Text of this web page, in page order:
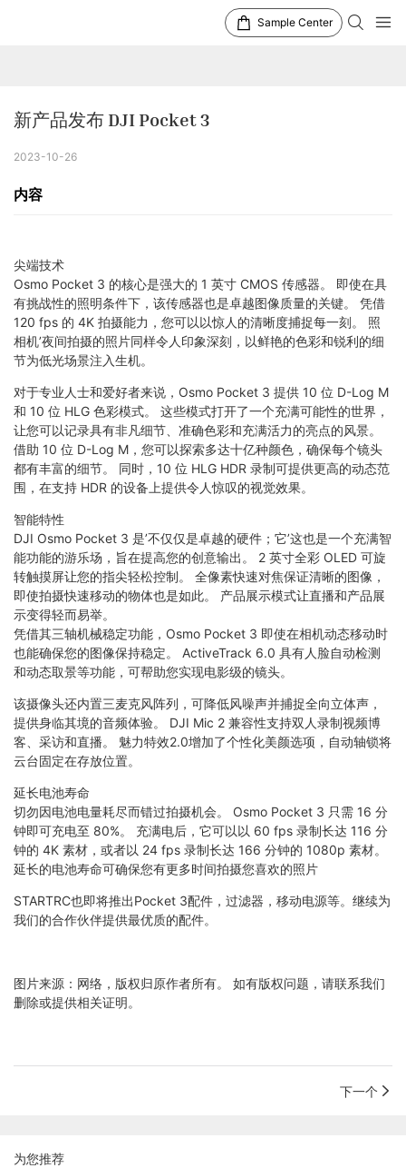
Sample Center
新产品发布 DJI Pocket 3
2023-10-26
内容
尖端技术
Osmo Pocket 3 的核心是强大的 1 英寸 CMOS 传感器。 即使在具
有挑战性的照明条件下，该传感器也是卓越图像质量的关键。 凭借
120 fps 的 4K 拍摄能力，您可以以惊人的清晰度捕捉每一刻。 照
相机’夜间拍摄的照片同样令人印象深刻，以鲜艳的色彩和锐利的细
节为低光场景注入生机。
对于专业人士和爱好者来说，Osmo Pocket 3 提供 10 位 D-Log M
和 10 位 HLG 色彩模式。 这些模式打开了一个充满可能性的世界，
让您可以记录具有非凡细节、准确色彩和充满活力的亮点的风景。
借助 10 位 D-Log M，您可以探索多达十亿种颜色，确保每个镜头
都有丰富的细节。 同时，10 位 HLG HDR 录制可提供更高的动态范
围，在支持 HDR 的设备上提供令人惊叹的视觉效果。
智能特性
DJI Osmo Pocket 3 是’不仅仅是卓越的硬件；它’这也是一个充满智
能功能的游乐场，旨在提高您的创意输出。 2 英寸全彩 OLED 可旋
转触摸屏让您的指尖轻松控制。 全像素快速对焦保证清晰的图像，
即使拍摄快速移动的物体也是如此。 产品展示模式让直播和产品展
示变得轻而易举。
凭借其三轴机械稳定功能，Osmo Pocket 3 即使在相机动态移动时
也能确保您的图像保持稳定。 ActiveTrack 6.0 具有人脸自动检测
和动态取景等功能，可帮助您实现电影级的镜头。
该摄像头还内置三麦克风阵列，可降低风噪声并捕捉全向立体声，
提供身临其境的音频体验。 DJI Mic 2 兼容性支持双人录制视频博
客、采访和直播。 魅力特效2.0增加了个性化美颜选项，自动轴锁将
云台固定在存放位置。
延长电池寿命
切勿因电池电量耗尽而错过拍摄机会。 Osmo Pocket 3 只需 16 分
钟即可充电至 80%。 充满电后，它可以以 60 fps 录制长达 116 分
钟的 4K 素材，或者以 24 fps 录制长达 166 分钟的 1080p 素材。
延长的电池寿命可确保您有更多时间拍摄您喜欢的照片
STARTRC也即将推出Pocket 3配件，过滤器，移动电源等。继续为
我们的合作伙伴提供最优质的配件。
图片来源：网络，版权归原作者所有。 如有版权问题，请联系我们
删除或提供相关证明。
下一个
为您推荐